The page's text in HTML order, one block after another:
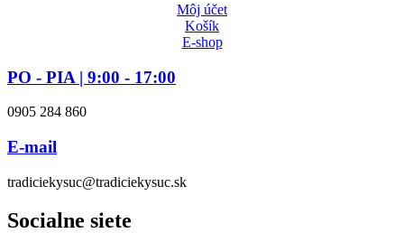
Môj účet
Košík
E-shop
PO - PIA | 9:00 - 17:00
0905 284 860
E-mail
tradiciekysuc@tradiciekysuc.sk
Socialne siete